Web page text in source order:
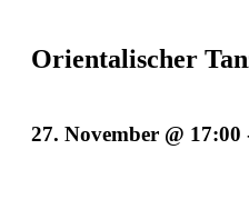
Orientalischer
27. November @ 17:00